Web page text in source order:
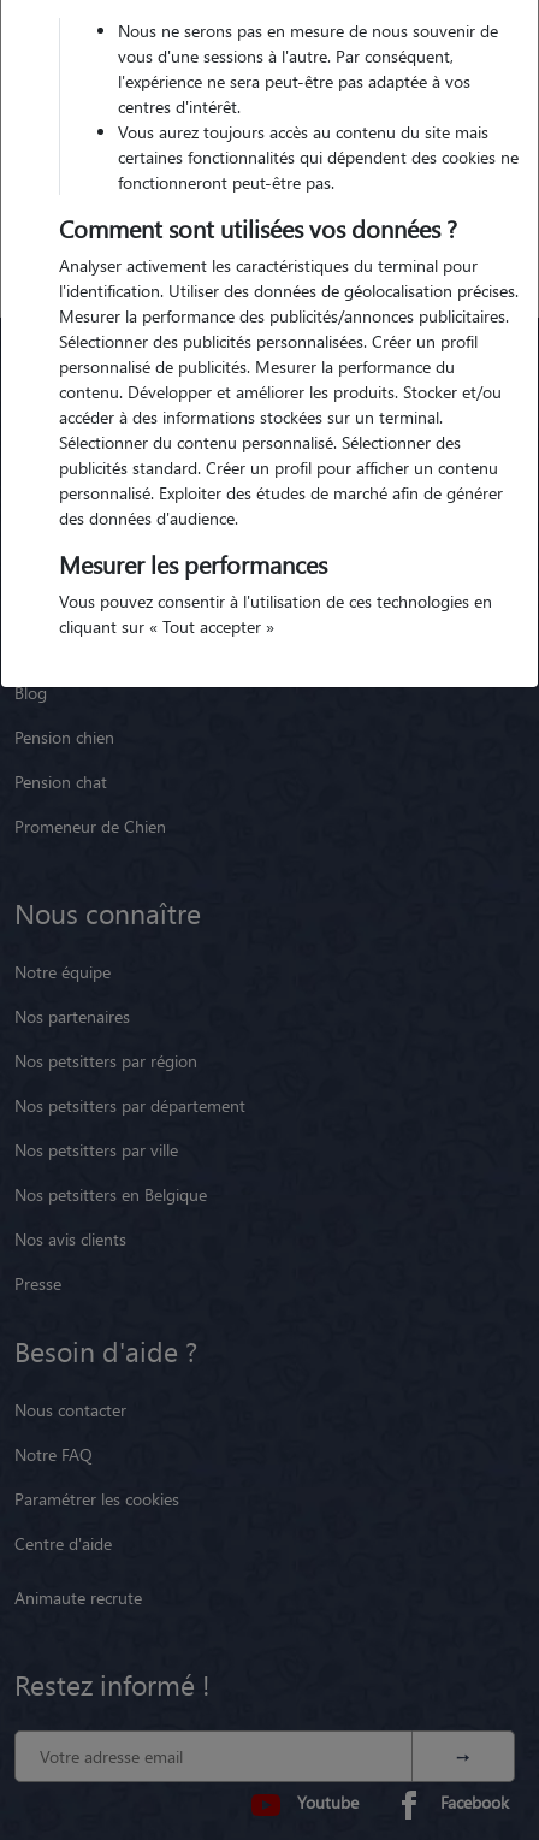
Tous les cat sitters à Chalamont
Tous les dog sitters à Chalamont
Animaute
Garde Chien
Garde Chat
Garde Animaux
Garde Nac
Blog
Pension chien
Pension chat
Promeneur de Chien
Nous connaître
Notre équipe
Nos partenaires
Nos petsitters par région
Nos petsitters par département
Nos petsitters par ville
Nos petsitters en Belgique
Nos avis clients
Presse
Besoin d'aide ?
Nous contacter
Notre FAQ
Paramétrer les cookies
Centre d'aide
Animaute recrute
Restez informé !
Youtube Facebook
Nous ne serons pas en mesure de nous souvenir de
vous d'une sessions à l'autre. Par conséquent,
l'expérience ne sera peut-être pas adaptée à vos
centres d'intérêt.
Vous aurez toujours accès au contenu du site mais
certaines fonctionnalités qui dépendent des cookies ne
fonctionneront peut-être pas.
Comment sont utilisées vos données ?
Analyser activement les caractéristiques du terminal pour
l'identification. Utiliser des données de géolocalisation précises.
Mesurer la performance des publicités/annonces publicitaires.
Sélectionner des publicités personnalisées. Créer un profil
personnalisé de publicités. Mesurer la performance du
contenu. Développer et améliorer les produits. Stocker et/ou
accéder à des informations stockées sur un terminal.
Sélectionner du contenu personnalisé. Sélectionner des
publicités standard. Créer un profil pour afficher un contenu
personnalisé. Exploiter des études de marché afin de générer
des données d'audience.
Mesurer les performances
Vous pouvez consentir à l'utilisation de ces technologies en
cliquant sur « Tout accepter »